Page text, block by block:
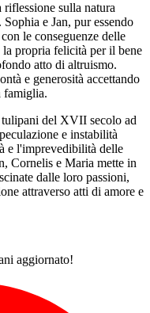
riflessione sulla natura
e Jan, pur essendo
le conseguenze delle
propria felicità per il bene
atto di altruismo.
e generosità accettando
famiglia.
del XVII secolo ad
e instabilità
e l'imprevedibilità delle
Cornelis e Maria mette in
dalle loro passioni,
attraverso atti di amore e
aggiornato!